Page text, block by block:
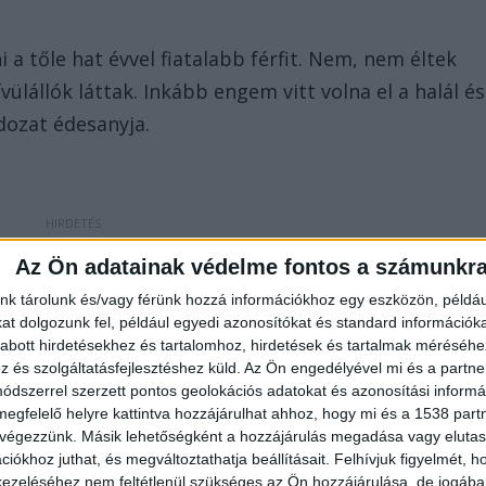
Az Ön adatainak védelme fontos a
tárolunk és/vagy férünk hozzá információkhoz egy eszközön,
dolgozunk fel, például egyedi azonosítókat és standard
hirdetésekhez és tartalomhoz, hirdetések és tartalmak
és szolgáltatásfejlesztéshez küld. Az Ön engedélyével mi és a
szerzett pontos geolokációs adatokat és azonosítási
helyre kattintva hozzájárulhat ahhoz, hogy mi és a 1538
Másik lehetőségként a hozzájárulás megadása vagy
juthat, és megváltoztathatja beállításait. Felhívjuk figyelmét,
nem feltétlenül szükséges az Ön hozzájárulása, de
a tőle hat évvel fiatalabb férfit. Nem, nem éltek
láttak. Inkább engem vitt volna el a halál és
édesanyja.
a fiam, de amikor eljött esténként, csak ült és
Ilyenkor visszament, de egy-két nap elteltével
a gyászoló anya a frissmedia.hu-nak.
kilogrammot nyomó férfi hívta az édesanyját: